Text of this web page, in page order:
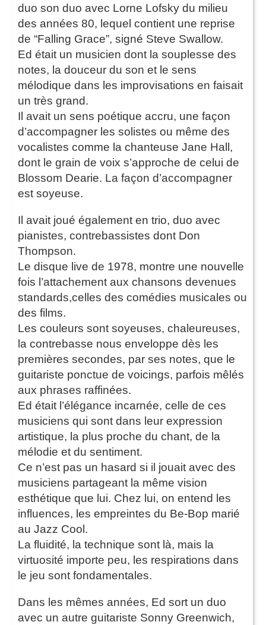
duo son duo avec Lorne Lofsky du milieu
des années 80, lequel contient une reprise
de “Falling Grace”, signé Steve Swallow.
Ed était un musicien dont la souplesse des
notes, la douceur du son et le sens
mélodique dans les improvisations en faisait
un très grand.
Il avait un sens poétique accru, une façon
d’accompagner les solistes ou même des
vocalistes comme la chanteuse Jane Hall,
dont le grain de voix s’approche de celui de
Blossom Dearie. La façon d’accompagner
est soyeuse.
Il avait joué également en trio, duo avec
pianistes, contrebassistes dont Don
Thompson.
Le disque live de 1978, montre une nouvelle
fois l’attachement aux chansons devenues
standards,celles des comédies musicales ou
des films.
Les couleurs sont soyeuses, chaleureuses,
la contrebasse nous enveloppe dès les
premières secondes, par ses notes, que le
guitariste ponctue de voicings, parfois mêlés
aux phrases raffinées.
Ed était l’élégance incarnée, celle de ces
musiciens qui sont dans leur expression
artistique, la plus proche du chant, de la
mélodie et du sentiment.
Ce n’est pas un hasard si il jouait avec des
musiciens partageant la même vision
esthétique que lui. Chez lui, on entend les
influences, les empreintes du Be-Bop marié
au Jazz Cool.
La fluidité, la technique sont là, mais la
virtuosité importe peu, les respirations dans
le jeu sont fondamentales.
Dans les mêmes années, Ed sort un duo
avec un autre guitariste Sonny Greenwich,